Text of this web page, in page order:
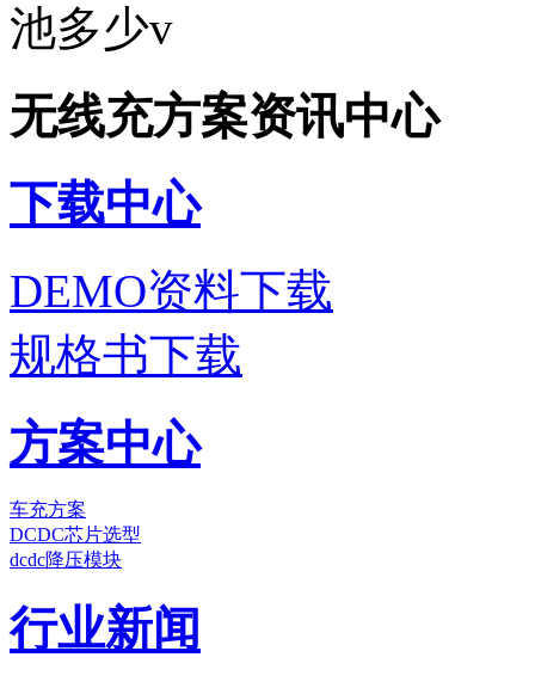
池多少v
无线充方案资讯中心
下载中心
DEMO资料下载
规格书下载
方案中心
车充方案
DCDC芯片选型
dcdc降压模块
行业新闻